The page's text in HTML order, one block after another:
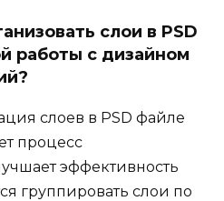
слои в PSD
работы с дизайном
слоев в PSD файле
процесс
эффективность
группировать слои по